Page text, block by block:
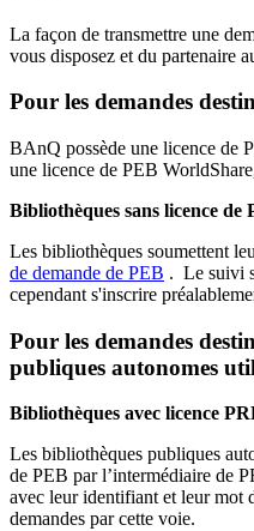
La façon de transmettre une
vous disposez et du partenaire
Pour les demandes
BAnQ possède une licence de
une licence de PEB
Bibliothèques sans licence
Les bibliothèques soumettent
de demande de PEB . Le suivi
cependant s'inscrire
Pour les demandes
publiques autonomes
Bibliothèques avec licence
Les bibliothèques publiques
de PEB par l’intermédiaire de
avec leur identifiant et leur mot
demandes par cette voie.